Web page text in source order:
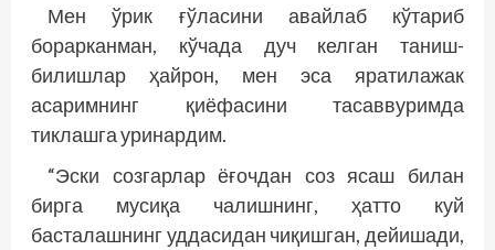
Мен ўрик ғўласини авайлаб кўтариб
борарканман, кўчада дуч келган таниш-
билишлар ҳайрон, мен эса яратилажак
асаримнинг қиёфасини тасаввуримда
тиклашга уринардим.
“Эски созгарлар ёғочдан соз ясаш билан
бирга мусиқа чалишнинг, ҳатто куй
басталашнинг уддасидан чиқишган, дейишади,